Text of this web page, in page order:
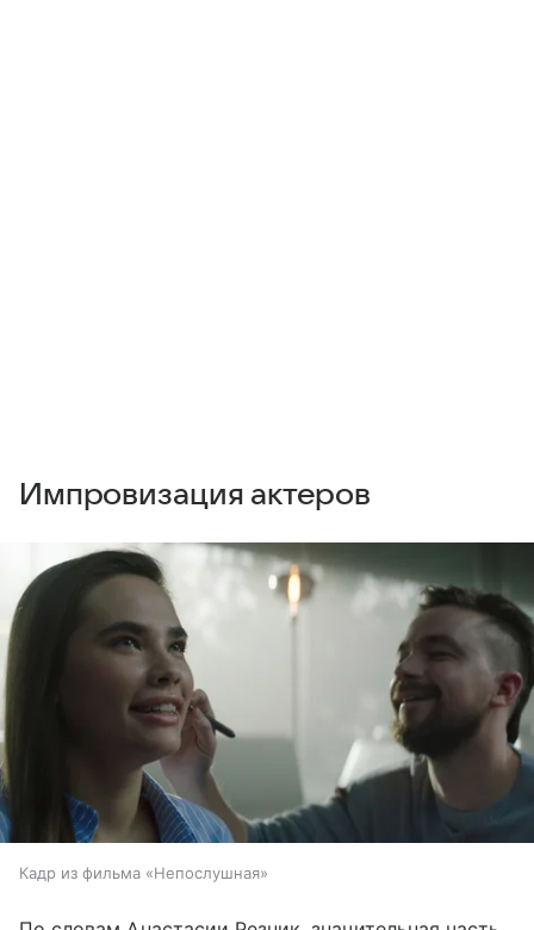
Импровизация актеров
Кадр из фильма «Непослушная»